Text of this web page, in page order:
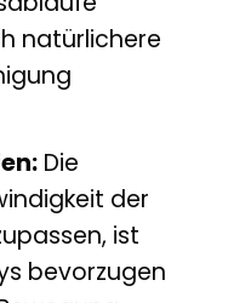
natürlichere
Die
der
ist
bevorzugen